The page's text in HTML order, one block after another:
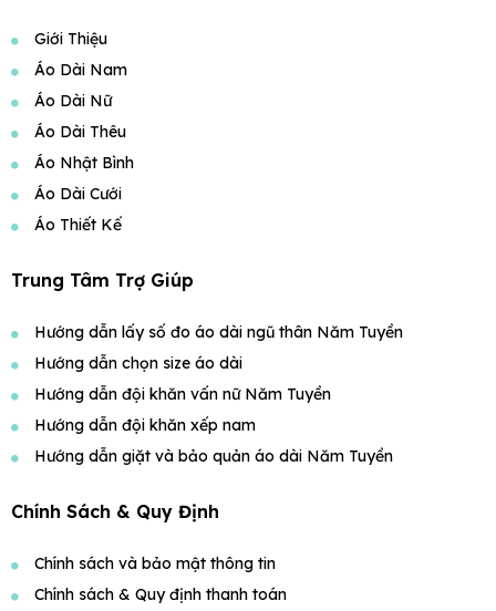
Giới Thiệu
Áo Dài Nam
Áo Dài Nữ
Áo Dài Thêu
Áo Nhật Bình
Áo Dài Cưới
Áo Thiết Kế
Trung Tâm Trợ Giúp
Hướng dẫn lấy số đo áo dài ngũ thân Năm Tuyền
Hướng dẫn chọn size áo dài
Hướng dẫn đội khăn vấn nữ Năm Tuyền
Hướng dẫn đội khăn xếp nam
Hướng dẫn giặt và bảo quản áo dài Năm Tuyền
Chính Sách & Quy Định
Chính sách và bảo mật thông tin
Chính sách & Quy định thanh toán